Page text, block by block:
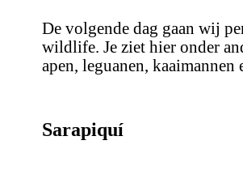
De volgende dag gaan wij
wildlife. Je ziet hier onder
apen, leguanen, kaaimannen
Sarapiquí